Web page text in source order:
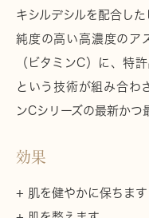
キシルデシルを配合した
純度の高い高濃度のア
（ビタミンC）に、特
という技術が組み合わ
ンCシリーズの最新かつ
効果
+ 肌を健やかに保ちます